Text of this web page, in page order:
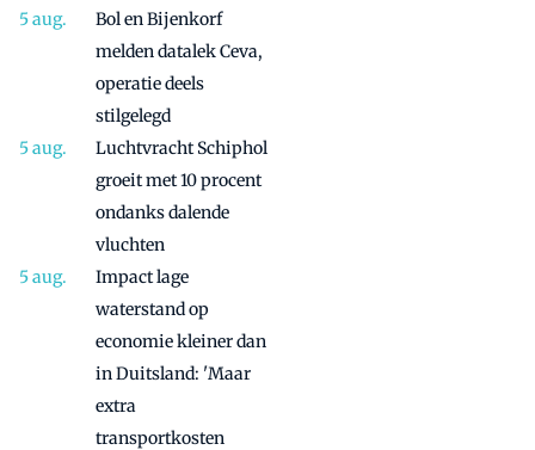
Bol en Bijenkorf
melden datalek Ceva,
operatie deels
stilgelegd
Luchtvracht Schiphol
groeit met 10 procent
ondanks dalende
vluchten
Impact lage
waterstand op
economie kleiner dan
in Duitsland: 'Maar
extra
transportkosten